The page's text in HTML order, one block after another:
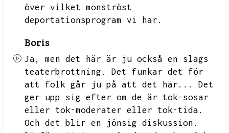
över vilket monströst
deportationsprogram vi har.
Boris
Ja,
men det här är ju också en slags
teaterbrottning.
Det funkar det för
att folk går ju på att det här...
Det
ger upp sig efter om de är tok-sosar
eller tok-moderater eller tok-tida.
Och det blir en jönsig diskussion.